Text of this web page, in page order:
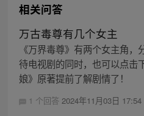
相关问答
万古毒尊有几个女主
《万界毒尊》有两个女主角
待电视剧的同时，也可以点击
娘》原著提前了解剧情了！
1 个回答 2024年11月03日 17:54